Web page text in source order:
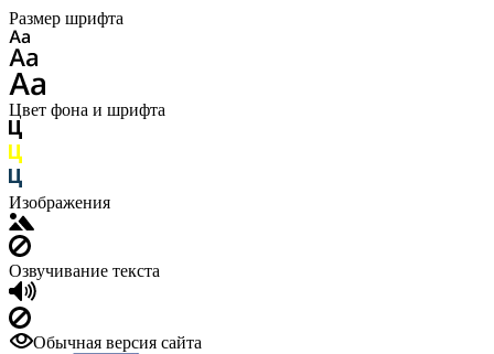
Размер шрифта
Цвет фона и шрифта
Изображения
Озвучивание текста
Обычная версия сайта